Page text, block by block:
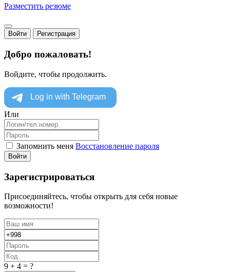
Разместить резюме
Войти Регистрация
Добро пожаловать!
Войдите, чтобы продолжить.
Или
Запомнить меня Восстановление пароля
Войти
Зарегистрироваться
Присоединяйтесь, чтобы открыть для себя новые
возможности!
9 + 4 = ?